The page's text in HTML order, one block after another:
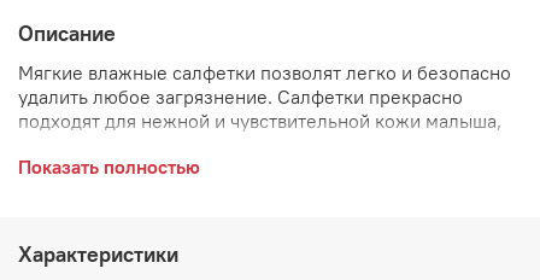
Описание
Мягкие влажные салфетки позволят легко и безопасно
удалить любое загрязнение. Салфетки прекрасно
подходят для нежной и чувствительной кожи малыша,
приятным запахом.
Показать полностью
Характеристики